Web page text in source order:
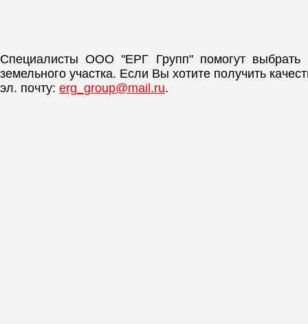
Специалисты ООО "ЕРГ Групп" помогут выбрать
земельного участка. Если Вы хотите получить
эл. почту: erg_group@mail.ru.